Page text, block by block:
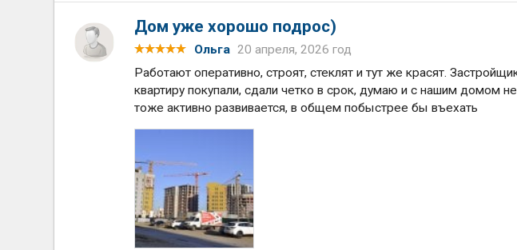
Дом уже хорошо подрос)
Ольга 20 апреля, 2026 год
Работают оперативно, строят, стеклят и тут же красят.
квартиру покупали, сдали четко в срок, думаю и с нашим домом
тоже активно развивается, в общем побыстрее бы въехать